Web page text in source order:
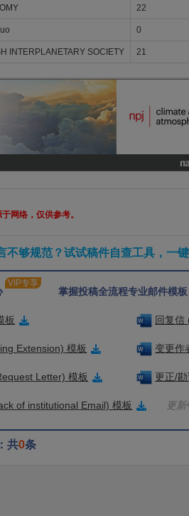
22
0
INTERPLANETARY SOCIETY 21
网络，仅供参考。
不够规范？试试稿件自查工具，一
VIP专享
掌握投稿全流程专业邮件模
板 回复信
Extension) 模板 变更作
Letter) 模板 更正/
of institutional Email) 模板 更
共0条